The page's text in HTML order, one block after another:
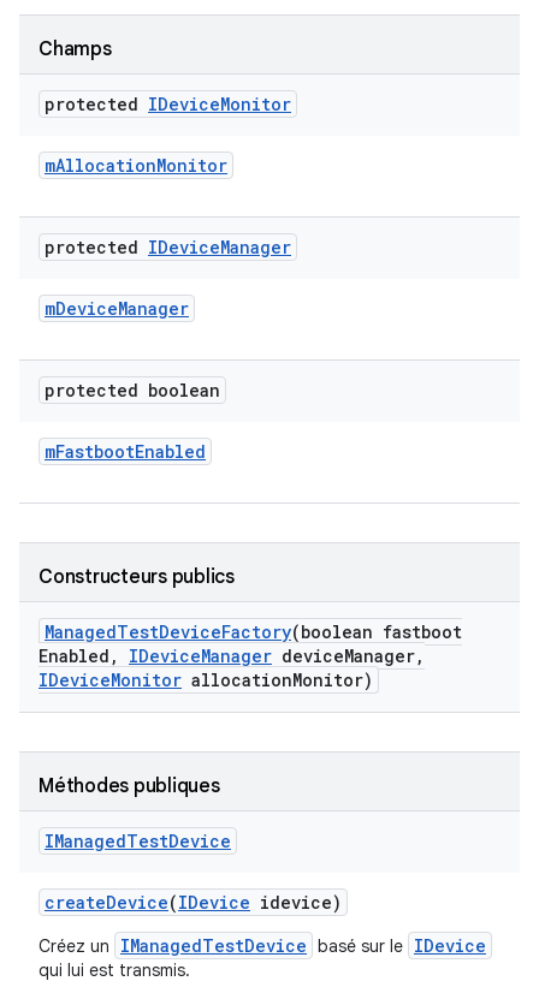
Champs
protected IDeviceMonitor
mAllocationMonitor
protected IDeviceManager
mDeviceManager
protected boolean
mFastbootEnabled
Constructeurs publics
ManagedTestDeviceFactory(boolean fastboot
Enabled , IDeviceManager deviceManager,
IDeviceMonitor allocationMonitor)
Méthodes publiques
IManagedTestDevice
createDevice(IDevice idevice)
Créez un IManagedTestDevice basé sur le IDevice
qui lui est transmis.